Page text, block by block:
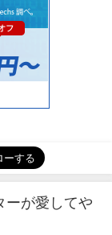
ーが愛してや